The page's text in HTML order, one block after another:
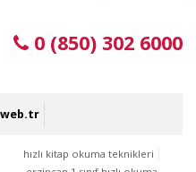
0 (850) 302 6000
hızlı kitap okuma teknikleri